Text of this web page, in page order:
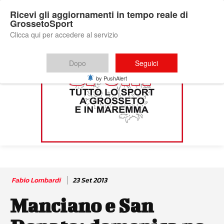
Fabio Lombardi 23 Set 2013
Manciano e San
Ricevi gli aggiornamenti in tempo reale di
GrossetoSport
Clicca qui per accedere al servizio
Dopo Seguici
by PushAlert